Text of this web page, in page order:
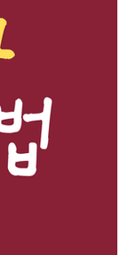
웨디시마사지